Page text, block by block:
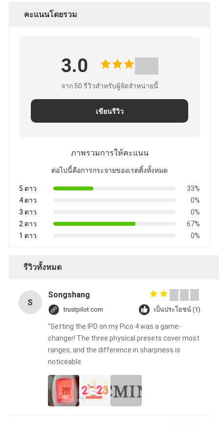
คะแนนโดยรวม
3.0
จาก 50 รีวิวสําหรับผู้จัดจําหน่ายนี้
เขียนรีวิว
ภาพรวมการให้คะแนน
ต่อไปนี้คือการกระจายของเรตติ้งทั้งหมด
5 ดาว
33%
4 ดาว
0%
3 ดาว
0%
2 ดาว
67%
1 ดาว
0%
รีวิวทั้งหมด
S
Songshang
trustpilot.com เป็นประโยชน์ (1)
"Setting the IPD on my Pico 4 was a game-
changer! The three physical presets cover most
ranges, and the difference in sharpness is
noticeable.